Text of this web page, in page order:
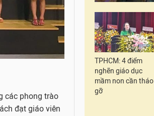
các phong trào
đạt giáo viên
TPHCM: 4 điểm
nghẽn giáo dục
mầm non cần tháo
gỡ